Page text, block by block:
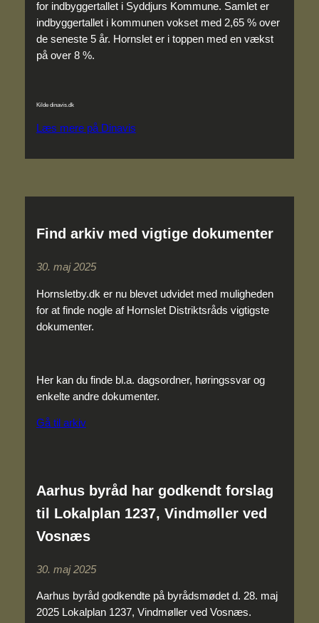
for indbyggertallet i Syddjurs Kommune. Samlet er
indbyggertallet i kommunen vokset med 2,65 % over
de seneste 5 år. Hornslet er i toppen med en vækst
på over 8 %.
Kilde dinavis.dk
Læs mere på Dinavis
Find arkiv med vigtige dokumenter
30. maj 2025
Hornsletby.dk er nu blevet udvidet med muligheden
for at finde nogle af Hornslet Distriktsråds vigtigste
dokumenter.
Her kan du finde bl.a. dagsordner, høringssvar og
enkelte andre dokumenter.
Gå til arkiv
Aarhus byråd har godkendt forslag
til Lokalplan 1237, Vindmøller ved
Vosnæs
30. maj 2025
Aarhus byråd godkendte på byrådsmødet d. 28. maj
2025 Lokalplan 1237, Vindmøller ved Vosnæs.